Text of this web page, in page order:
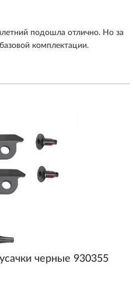
подошла отлично. Но за
комплектации.
черные 930355